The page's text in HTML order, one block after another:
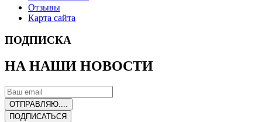
Отзывы
Карта сайта
ПОДПИСКА
НА НАШИ НОВОСТИ
ОТПРАВЛЯЮ....
ПОДПИСАТЬСЯ